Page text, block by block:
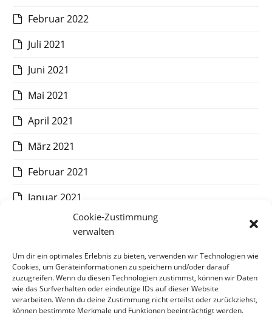
Cookie-Zustimmung
verwalten
Um dir ein optimales Erlebnis zu bieten, verwenden wir Technologien wie
Cookies, um Geräteinformationen zu speichern und/oder darauf
zuzugreifen. Wenn du diesen Technologien zustimmst, können wir Daten
wie das Surfverhalten oder eindeutige IDs auf dieser Website
verarbeiten. Wenn du deine Zustimmung nicht erteilst oder zurückziehst,
können bestimmte Merkmale und Funktionen beeinträchtigt werden.
Februar 2022
Juli 2021
Juni 2021
Mai 2021
April 2021
März 2021
Februar 2021
Januar 2021
Dezember 2020
Oktober 2020
September 2020